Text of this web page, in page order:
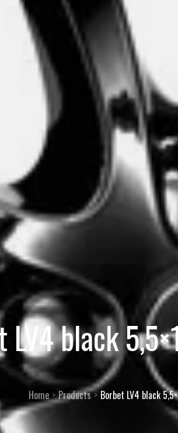
LV4 black
Home Products Borbet LV4 black